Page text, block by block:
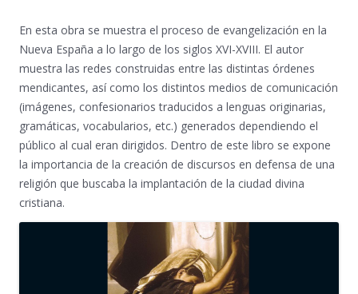
En esta obra se muestra el proceso de evangelización en la
Nueva España a lo largo de los siglos XVI-XVIII. El autor
muestra las redes construidas entre las distintas órdenes
mendicantes, así como los distintos medios de comunicación
(imágenes, confesionarios traducidos a lenguas originarias,
gramáticas, vocabularios, etc.) generados dependiendo el
público al cual eran dirigidos. Dentro de este libro se expone
la importancia de la creación de discursos en defensa de una
religión que buscaba la implantación de la ciudad divina
cristiana.